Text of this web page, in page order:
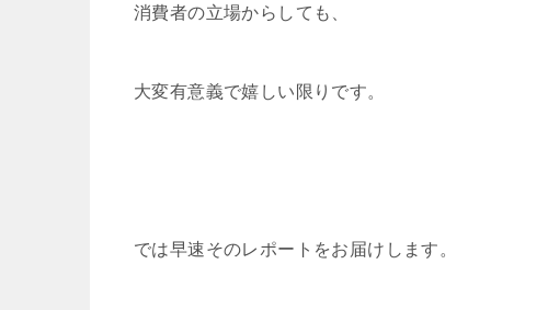
消費者の立場からしても、
大変有意義で嬉しい限りです。
では早速そのレポートをお届けします。